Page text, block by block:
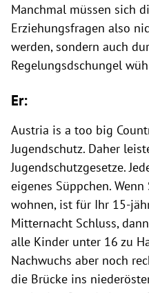
Manchmal müssen sich
Erziehungsfragen also
werden, sondern auch
Regelungsdschungel
Er:
Austria is a too big
Jugendschutz. Daher
Jugendschutzgesetze.
eigenes Süppchen.
wohnen, ist für Ihr 15-
Mitternacht Schluss,
alle Kinder unter 16 zu
Nachwuchs aber noch
die Brücke ins